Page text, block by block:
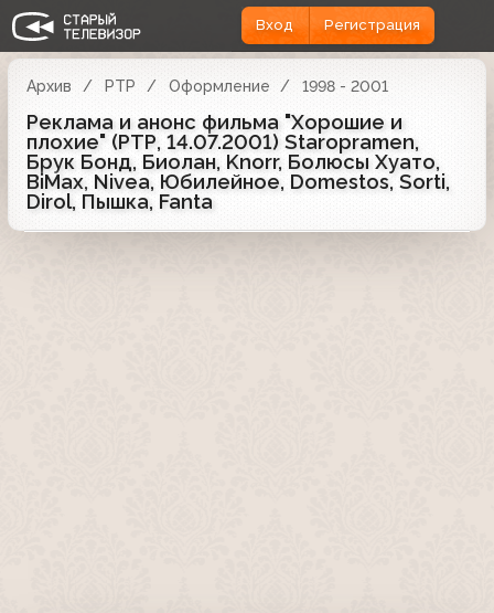
Вход Регистрация
Архив РТР Оформление 1998 - 2001
Реклама и анонс фильма "Хорошие и
плохие" (РТР, 14.07.2001) Staropramen,
Брук Бонд, Биолан, Knorr, Болюсы Хуато,
BiMax, Nivea, Юбилейное, Domestos, Sorti,
Dirol, Пышка, Fanta